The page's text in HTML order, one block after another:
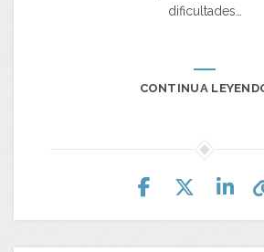
dificultades…
CONTINUA